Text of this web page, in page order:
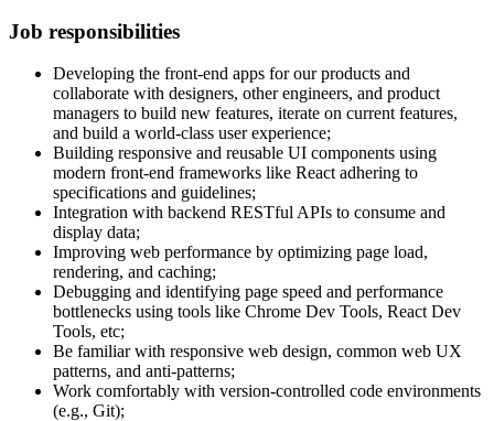
Job responsibilities
Developing the front-end apps for our products and
collaborate with designers, other engineers, and product
managers to build new features, iterate on current features,
and build a world-class user experience;
Building responsive and reusable UI components using
modern front-end frameworks like React adhering to
specifications and guidelines;
Integration with backend RESTful APIs to consume and
display data;
Improving web performance by optimizing page load,
rendering, and caching;
Debugging and identifying page speed and performance
bottlenecks using tools like Chrome Dev Tools, React Dev
Tools, etc;
Be familiar with responsive web design, common web UX
patterns, and anti-patterns;
Work comfortably with version-controlled code environments
(e.g., Git);